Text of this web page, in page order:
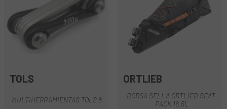
TOLS
MULTIHERRAMIENTAS TOLS 8
ORTLIEB
BORSA SELLA ORTLIEB SEAT-
PACK 16.5L